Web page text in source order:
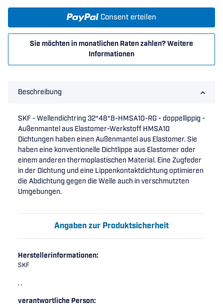
Consent erteilen
Sie möchten in monatlichen Raten zahlen?Weitere
Informationen
Beschreibung
SKF - Wellendichtring 32*48*8-HMSA10-RG - doppellippig -
Außenmantel aus Elastomer-Werkstoff HMSA10
Dichtungen haben einen Außenmantel aus Elastomer. Sie
haben eine konventionelle Dichtlippe aus Elastomer oder
einem anderen thermoplastischen Material. Eine Zugfeder
in der Dichtung und eine Lippenkontaktdichtung optimieren
die Abdichtung gegen die Welle auch in verschmutzten
Umgebungen.
Angaben zur Produktsicherheit
Herstellerinformationen:
SKF
, ,
verantwortliche Person: